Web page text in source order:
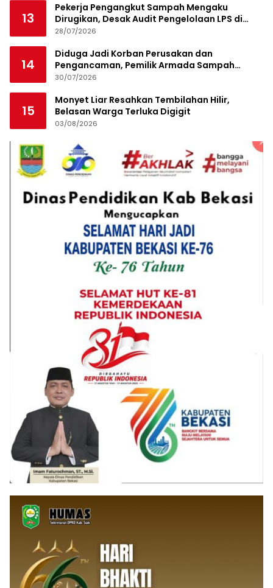
13
Pekerja Pengangkut Sampah Mengaku
Dirugikan, Desak Audit Pengelolaan LPS di
Pekanbaru
28/07/2026
14
Diduga Jadi Korban Perusakan dan
Pengancaman, Pemilik Armada Sampah
Siapkan Laporan Polisi
30/07/2026
15
Monyet Liar Resahkan Tembilahan Hilir,
Belasan Warga Terluka Digigit
03/08/2026